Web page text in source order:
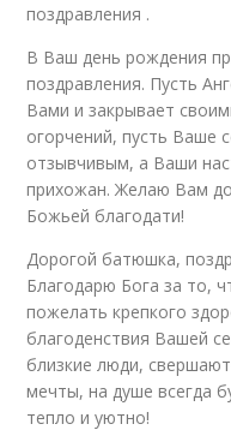
поздравления .
В Ваш день рождения
поздравления. Пусть
Вами и закрывает
огорчений, пусть Ваше
отзывчивым, а Ваши
прихожан. Желаю Вам
Божьей благодати!
Дорогой батюшка,
Благодарю Бога за то,
пожелать крепкого
благоденствия Вашей
близкие люди,
мечты, на душе всегда
тепло и уютно!